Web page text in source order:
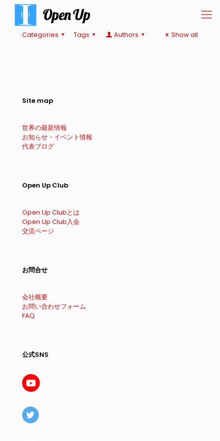
Categories Tags Authors Show all
Site map
世界の最新情報
お知らせ・イベント情報
代表ブログ
Open Up Club
Open Up Clubとは
Open Up Club入会
交流ページ
お問合せ
会社概要
お問い合わせフォーム
FAQ
公式SNS